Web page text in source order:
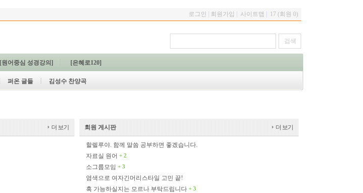
로그인 회원가입 사이트맵 17 (회원 0)
[원어중심 성경강의] [은혜로120]
퍼온 글들 김성수 찬양곡
더 보기 회원 게시판 더 보기
할렐루야. 함께 말씀 공부하면 좋겠습니다.
자료실 원어 + 2
소그룹모임 + 3
염색으로 여자긴머리스타일 고민 끝!
혹 가능하실지는 모르나 부탁드립니다 + 3